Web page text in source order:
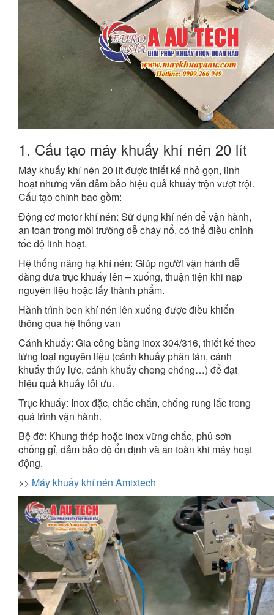
1. Cấu tạo máy khuấy khí nén 20 lít
Máy khuấy khí nén 20 lít được thiết kế nhỏ gọn, linh
hoạt nhưng vẫn đảm bảo hiệu quả khuấy trộn vượt trội.
Cấu tạo chính bao gồm:
Động cơ motor khí nén: Sử dụng khí nén để vận hành,
an toàn trong môi trường dễ cháy nổ, có thể điều chỉnh
tốc độ linh hoạt.
Hệ thống nâng hạ khí nén: Giúp người vận hành dễ
dàng đưa trục khuấy lên – xuống, thuận tiện khi nạp
nguyên liệu hoặc lấy thành phẩm.
Hành trình ben khí nén lên xuống được điều khiển
thông qua hệ thống van
Cánh khuấy: Gia công bằng inox 304/316, thiết kế theo
từng loại nguyên liệu (cánh khuấy phân tán, cánh
khuấy thủy lực, cánh khuấy chong chóng…) để đạt
hiệu quả khuấy tối ưu.
Trục khuấy: Inox đặc, chắc chắn, chống rung lắc trong
quá trình vận hành.
Bệ đỡ: Khung thép hoặc inox vững chắc, phủ sơn
chống gỉ, đảm bảo độ ổn định và an toàn khi máy hoạt
động.
>> Máy khuấy khí nén Amixtech